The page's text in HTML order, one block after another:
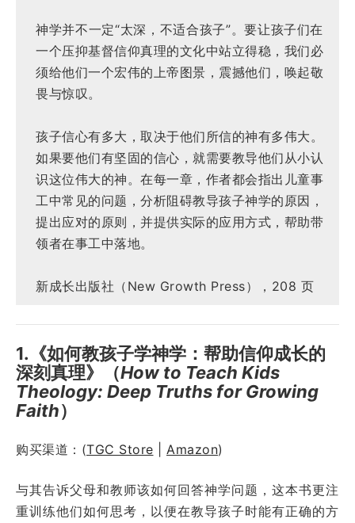
神学并不一定“太深，不适合孩子”。要让孩子们在
一个压抑基督信仰真理的文化中站立得稳，我们必
须给他们一个宏伟的上帝图景，震撼他们，唤起敬
畏与惊叹。
孩子信心有多大，取决于他们所信的神有多伟大。
如果要他们有坚固的信心，就需要教导他们从小认
识这位伟大的神。在每一章，作者都会指出儿童事
工中常见的问题，分析阻碍教导孩子神学的原因，
提出应对的原则，并提供实际的应用方式，帮助带
领者在事工中落地。
新成长出版社（New Growth Press），208 页
1.《如何教孩子学神学：帮助信仰成长的
深刻真理》（How to Teach Kids
Theology: Deep Truths for Growing
Faith）
购买渠道：(TGC Store Amazon)
与其告诉父母和教师该如何回答神学问题，这本书更注
重训练他们如何思考，以便在教导孩子时能有正确的方